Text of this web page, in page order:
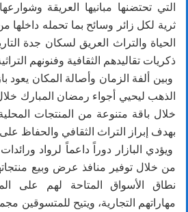
التي تحتضنها مبانيها العريقة
ثرية لكل زائر وسائح بما تحمله
الحياة والتراث العريق لسكان جدة
ذكريات تقاليدهم الثقافية وفنونهم
وبين ألفة الزمان وأصالة المكان يعود
الذهب ليحيي أجواء رمضان المبارك
خلال باقة متنوعة من المنتجات
بهدف إبراز التراث الثقافي والحفاظ
ويؤدي البازار دوراً داعماً لرواد
من خلال توفير منافذ عرض وبيع
نطاق الأسواق المتاحة لهم على
مهاراتهم التجارية، ويتيح للمتسوقين